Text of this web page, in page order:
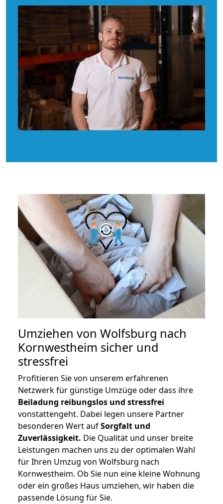
Umziehen von Wolfsburg nach
Kornwestheim sicher und
stressfrei
Profitieren Sie von unserem erfahrenen
Netzwerk für günstige Umzüge oder dass ihre
Beiladung reibungslos und stressfrei
vonstattengeht. Dabei legen unsere Partner
besonderen Wert aufSorgfalt und
Zuverlässigkeit. Die Qualität und unser breite
Leistungen machen uns zu der optimalen Wahl
für Ihren Umzug von Wolfsburg nach
Kornwestheim. Ob Sie nun eine kleine Wohnung
oder ein großes Haus umziehen, wir haben die
passende Lösung für Sie.